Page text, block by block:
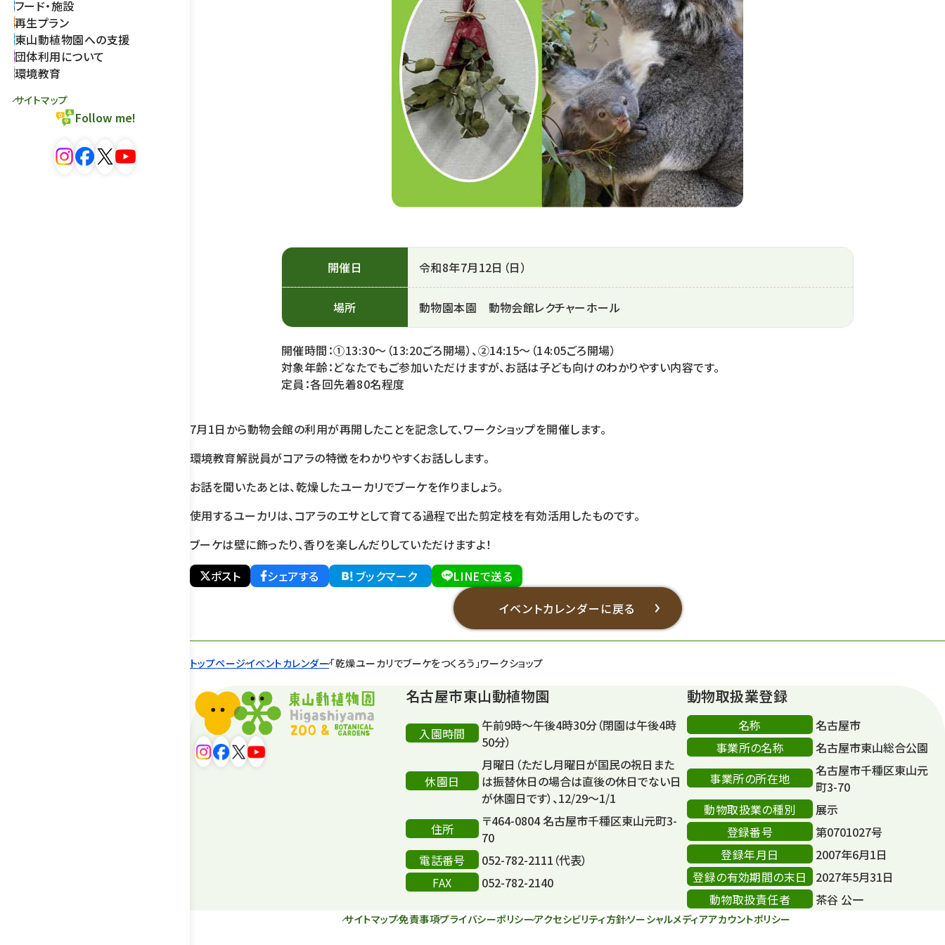
フード・施設
再生プラン
東山動植物園への支援
団体利用について
環境教育
サイトマップ
Follow me!
トップページイベントカレンダー「乾燥ユーカリでブーケをつくろう」ワークショップ
開催日 令和8年7月12日（日）
場所 動物園本園 動物会館レクチャーホール
開催時間：①13:30～（13:20ごろ開場）、②14:15～（14:05ごろ開場）
対象年齢：どなたでもご参加いただけますが、お話は子ども向けのわかりやすい内容です。
定員：各回先着80名程度
7月1日から動物会館の利用が再開したことを記念して、ワークショップを開催します。
環境教育解説員がコアラの特徴をわかりやすくお話しします。
お話を聞いたあとは、乾燥したユーカリでブーケを作りましょう。
使用するユーカリは、コアラのエサとして育てる過程で出た剪定枝を有効活用したものです。
ブーケは壁に飾ったり、香りを楽しんだりしていただけますよ！
ポスト
シェアする ブックマーク
LINEで送る
イベントカレンダーに戻る
名古屋市東山動植物園
入園時間
午前9時～午後4時30分（閉園は午後4時
50分）
休園日
月曜日（ただし月曜日が国民の祝日また
は振替休日の場合は直後の休日でない日
が休園日です）、12/29～1/1
住所
〒464-0804 名古屋市千種区東山元町3-
70
電話番号
052-782-2111（代表）
FAX
052-782-2140
動物取扱業登録
名称
名古屋市
事業所の名称
名古屋市東山総合公園
事業所の所在地
名古屋市千種区東山元
町3-70
動物取扱業の種別
展示
登録番号
第0701027号
登録年月日
2007年6月1日
登録の有効期間の末日
2027年5月31日
動物取扱責任者
茶谷 公一
サイトマップ免責事項プライバシーポリシーアクセシビリティ方針ソーシャルメディアアカウントポリシー